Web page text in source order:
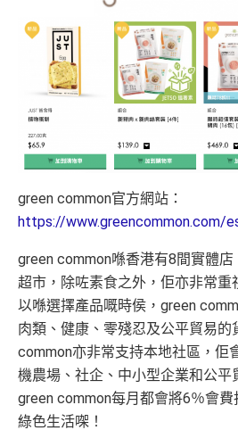
green common官方網站：
https://www.greencommon.com/
green common喺香港有8間實體
超市，除咗素食之外，佢亦非常重
以喺選擇產品嘅時侯，green
肉類、健康、零殘忍及公平貿易的
common亦非常支持本地社區，佢
機農場、社企、中小型企業和公平
green common每月都會將6％會
綠色生活㗎！